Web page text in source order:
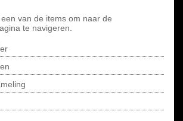
van de items om naar de
te navigeren.